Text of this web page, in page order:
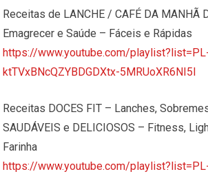
Receitas de LANCHE / CAFÉ DA MANHÃ
Emagrecer e Saúde – Fáceis e Rápidas
https://www.youtube.com/
ktTVxBNcQZYBDGDXtx-5MRUoXR6NI5I
Receitas DOCES FIT – Lanches,
SAUDÁVEIS e DELICIOSOS – Fitness,
Farinha
https://www.youtube.com/